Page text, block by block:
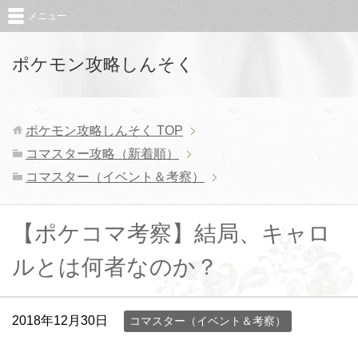
ポケモン攻略しんそく
メニュー
ポケモン攻略しんそく TOP
コマスター攻略（新着順）
コマスター（イベント＆考察）
【ポケコマ考察】結局、キャロ
ルとは何者なのか？
2018年12月30日 コマスター（イベント＆考察）